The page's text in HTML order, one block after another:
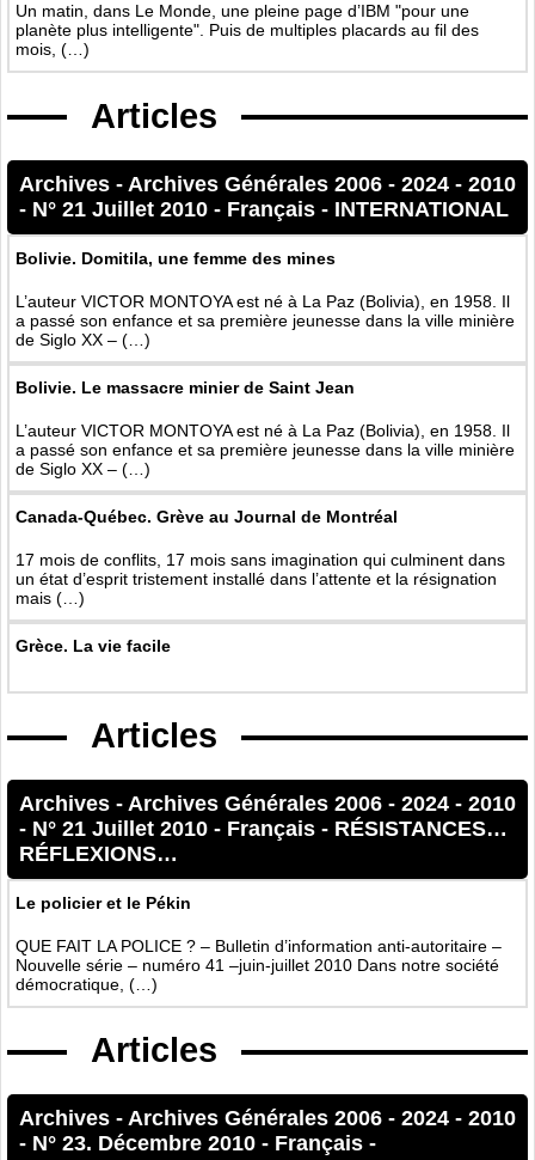
Un matin, dans Le Monde, une pleine page d’IBM "pour une
planète plus intelligente". Puis de multiples placards au fil des
mois, (…)
Articles
Archives - Archives Générales 2006 - 2024 - 2010
- N° 21 Juillet 2010 - Français - INTERNATIONAL
Bolivie. Domitila, une femme des mines
L’auteur VICTOR MONTOYA est né à La Paz (Bolivia), en 1958. Il
a passé son enfance et sa première jeunesse dans la ville minière
de Siglo XX – (…)
Bolivie. Le massacre minier de Saint Jean
L’auteur VICTOR MONTOYA est né à La Paz (Bolivia), en 1958. Il
a passé son enfance et sa première jeunesse dans la ville minière
de Siglo XX – (…)
Canada-Québec. Grève au Journal de Montréal
17 mois de conflits, 17 mois sans imagination qui culminent dans
un état d’esprit tristement installé dans l’attente et la résignation
mais (…)
Grèce. La vie facile
Articles
Archives - Archives Générales 2006 - 2024 - 2010
- N° 21 Juillet 2010 - Français - RÉSISTANCES…
RÉFLEXIONS…
Le policier et le Pékin
QUE FAIT LA POLICE ? – Bulletin d’information anti-autoritaire –
Nouvelle série – numéro 41 –juin-juillet 2010 Dans notre société
démocratique, (…)
Articles
Archives - Archives Générales 2006 - 2024 - 2010
- N° 23. Décembre 2010 - Français -